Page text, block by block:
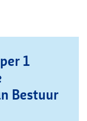
1
Bestuur